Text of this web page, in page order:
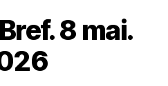
8 mai.